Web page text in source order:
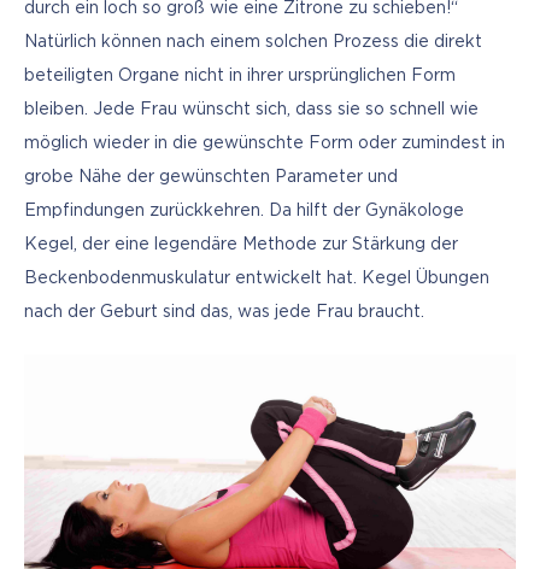
durch ein loch so groß wie eine Zitrone zu schieben!“
Natürlich können nach einem solchen Prozess die direkt
beteiligten Organe nicht in ihrer ursprünglichen Form
bleiben. Jede Frau wünscht sich, dass sie so schnell wie
möglich wieder in die gewünschte Form oder zumindest in
grobe Nähe der gewünschten Parameter und
Empfindungen zurückkehren. Da hilft der Gynäkologe
Kegel, der eine legendäre Methode zur Stärkung der
Beckenbodenmuskulatur entwickelt hat. Kegel Übungen
nach der Geburt sind das, was jede Frau braucht.